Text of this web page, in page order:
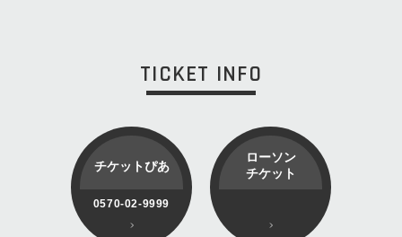
TICKET INFO
チケットぴあ
0570-02-9999
ローソン
チケット